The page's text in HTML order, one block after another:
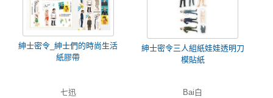
紳士密令_紳士們的時尚生活
紙膠帶
紳士密令三人組紙娃娃透明刀
模貼紙
七迅 Bai白